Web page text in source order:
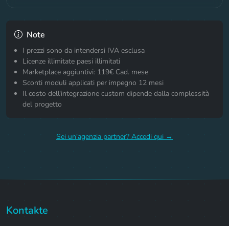
Note
I prezzi sono da intendersi IVA esclusa
Licenze illimitate paesi illimitati
Marketplace aggiuntivi: 119€ Cad. mese
Sconti moduli applicati per impegno 12 mesi
Il costo dell'integrazione custom dipende dalla complessità
del progetto
Sei un'agenzia partner? Accedi qui →
Kontakte